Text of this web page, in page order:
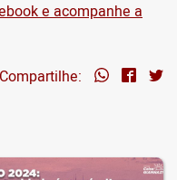
e acompanhe a
Compartilhe: